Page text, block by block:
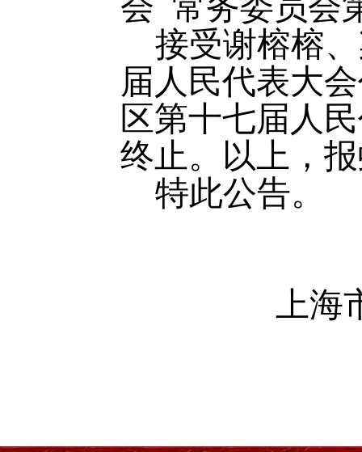
接受谢榕榕
届人民代表大
区第十七届人
终止。以上，
特此公告。
上